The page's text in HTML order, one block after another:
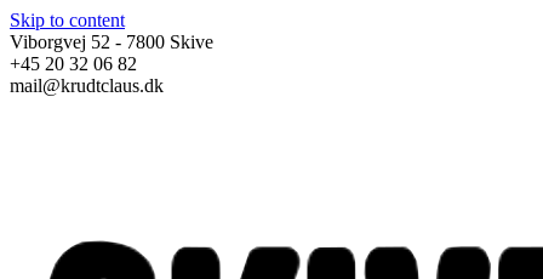
Skip to content
Viborgvej 52 - 7800 Skive
+45 20 32 06 82
mail@krudtclaus.dk